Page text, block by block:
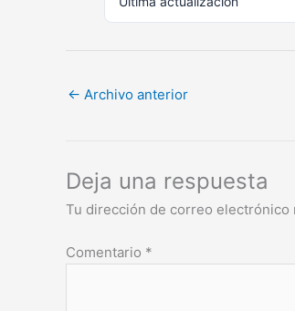
← Archivo anterior
Deja una respuesta
Tu dirección de correo electrónico
Comentario *